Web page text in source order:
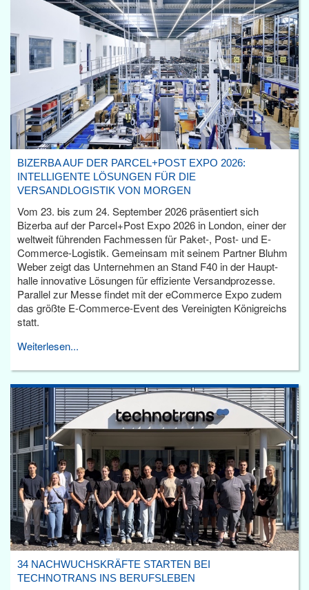
BIZERBA AUF DER PARCEL+POST EXPO 2026:
INTELLIGENTE LÖSUNGEN FÜR DIE
VERSANDLOGISTIK VON MORGEN
Vom 23. bis zum 24. September 2026 präsentiert sich
Bizerba auf der Parcel+Post Expo 2026 in London, einer der
weltweit führenden Fachmessen für Paket-, Post- und E-
Commerce-Logistik. Gemeinsam mit seinem Partner Bluhm
Weber zeigt das Unternehmen an Stand F40 in der Haupt­
halle innovative Lösungen für effiziente Versandprozesse.
Parallel zur Messe findet mit der eCommerce Expo zudem
das größte E-Commerce-Event des Vereinigten Königreichs
statt.
Weiterlesen...
34 NACHWUCHSKRÄFTE STARTEN BEI
TECHNOTRANS INS BERUFSLEBEN